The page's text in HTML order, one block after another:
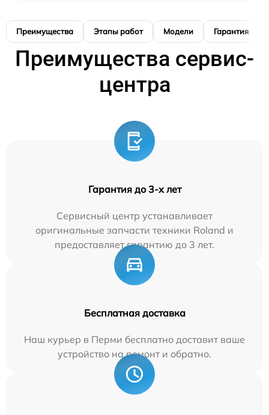
Преимущества Этапы работ Модели Гарантия
Преимущества сервис-
центра
Гарантия до 3-х лет
Сервисный центр устанавливает
оригинальные запчасти техники Roland и
предоставляет гарантию до 3 лет.
Бесплатная доставка
Наш курьер в Перми бесплатно доставит ваше
устройство на ремонт и обратно.